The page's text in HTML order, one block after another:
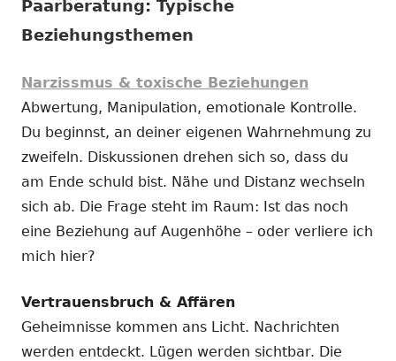
Paarberatung: Typische
Beziehungsthemen
Narzissmus & toxische Beziehungen
Abwertung, Manipulation, emotionale Kontrolle.
Du beginnst, an deiner eigenen Wahrnehmung zu
zweifeln. Diskussionen drehen sich so, dass du
am Ende schuld bist. Nähe und Distanz wechseln
sich ab. Die Frage steht im Raum: Ist das noch
eine Beziehung auf Augenhöhe – oder verliere ich
mich hier?
Vertrauensbruch & Affären
Geheimnisse kommen ans Licht. Nachrichten
werden entdeckt. Lügen werden sichtbar. Die